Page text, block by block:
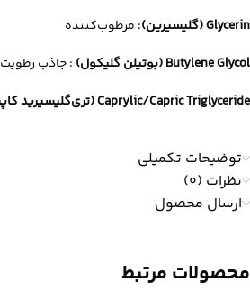
Glycerin (گلیسیرین)
: مرطوب‌کننده
Butylene Glycol (بوتیلن گلیکول)
: جاذب رطوبت
Caprylic/Capric Triglyceride (تری‌گلیسیرید کاپریلیک/کاپریک)
توضیحات تکمیلی
نظرات (0)
ارسال محصول
محصولات مرتبط